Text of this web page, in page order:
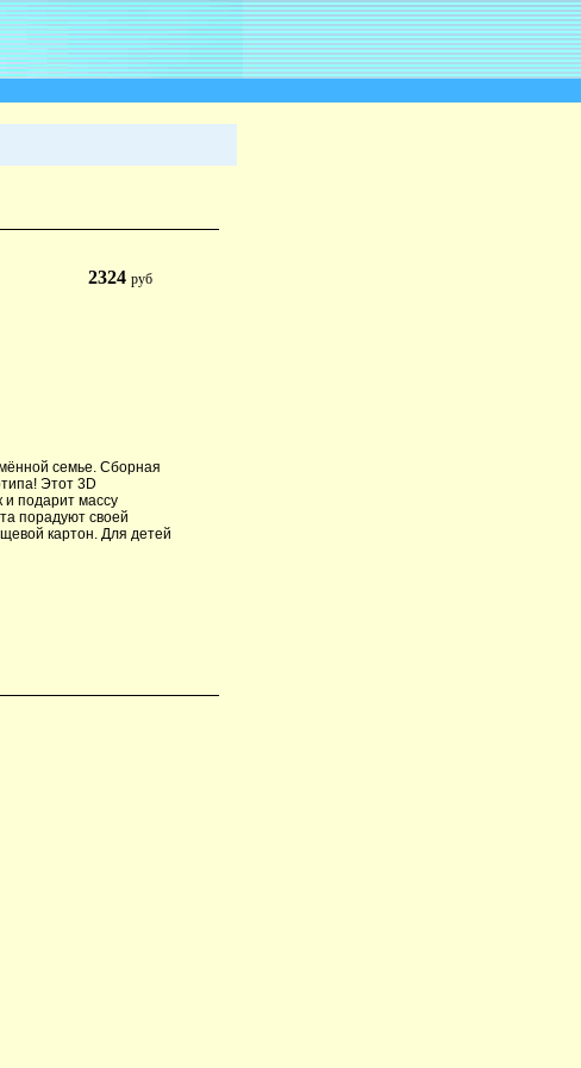
2324руб
семье. Сборная
Этот 3D
и подарит массу
порадуют своей
картон. Для детей